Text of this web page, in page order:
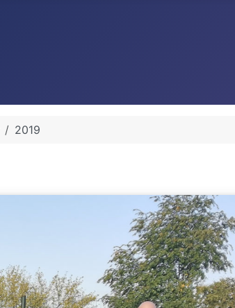
2019